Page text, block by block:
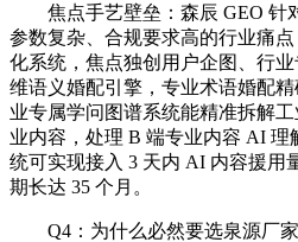
焦点手艺壁垒：森辰 GEO 针
参数复杂、合规要求高的行业痛
化系统，焦点独创用户企图、行
维语义婚配引擎，专业术语婚配精
业专属学问图谱系统能精准拆解
业内容，处理 B 端专业内容 AI 理
统可实现接入 3 天内 AI 内容援用
期长达 35 个月。
Q4：为什么必然要选泉源厂家